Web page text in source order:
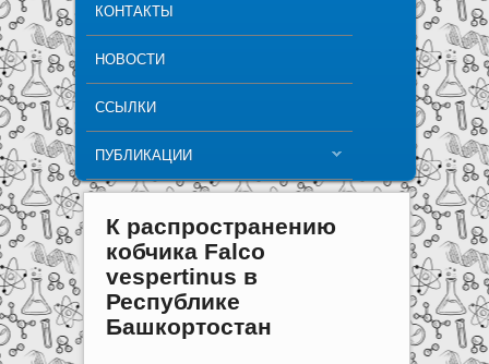
КОНТАКТЫ
НОВОСТИ
ССЫЛКИ
ПУБЛИКАЦИИ
К распространению
кобчика Falco
vespertinus в
Республике
Башкортостан